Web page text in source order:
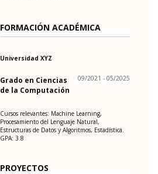
FORMACIÓN ACADÉMICA
Universidad XYZ
Grado en Ciencias
de la Computación
09/2021 - 05/2025
Cursos relevantes: Machine Learning,
Procesamiento del Lenguaje Natural,
Estructuras de Datos y Algoritmos, Estadística.
GPA: 3.8
PROYECTOS